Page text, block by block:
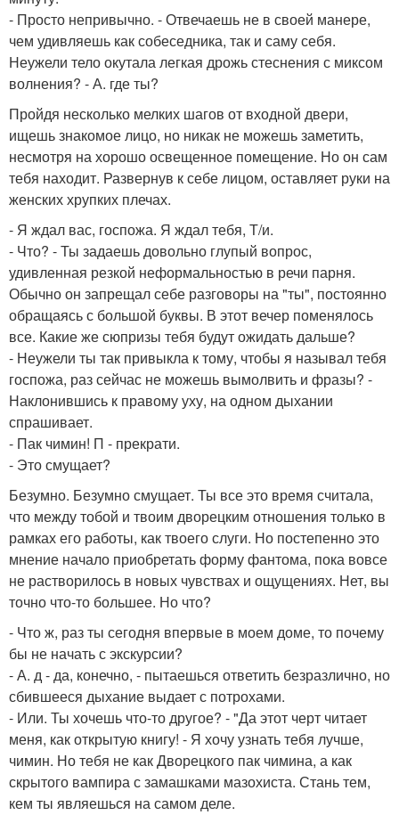
- Просто непривычно. - Отвечаешь не в своей манере,
чем удивляешь как собеседника, так и саму себя.
Неужели тело окутала легкая дрожь стеснения с миксом
волнения? - А. где ты?
Пройдя несколько мелких шагов от входной двери,
ищешь знакомое лицо, но никак не можешь заметить,
несмотря на хорошо освещенное помещение. Но он сам
тебя находит. Развернув к себе лицом, оставляет руки на
женских хрупких плечах.
- Я ждал вас, госпожа. Я ждал тебя, Т/и.
- Что? - Ты задаешь довольно глупый вопрос,
удивленная резкой неформальностью в речи парня.
Обычно он запрещал себе разговоры на "ты", постоянно
обращаясь с большой буквы. В этот вечер поменялось
все. Какие же сюпризы тебя будут ожидать дальше?
- Неужели ты так привыкла к тому, чтобы я называл тебя
госпожа, раз сейчас не можешь вымолвить и фразы? -
Наклонившись к правому уху, на одном дыхании
спрашивает.
- Пак чимин! П - прекрати.
- Это смущает?
Безумно. Безумно смущает. Ты все это время считала,
что между тобой и твоим дворецким отношения только в
рамках его работы, как твоего слуги. Но постепенно это
мнение начало приобретать форму фантома, пока вовсе
не растворилось в новых чувствах и ощущениях. Нет, вы
точно что-то большее. Но что?
- Что ж, раз ты сегодня впервые в моем доме, то почему
бы не начать с экскурсии?
- А. д - да, конечно, - пытаешься ответить безразлично, но
сбившееся дыхание выдает с потрохами.
- Или. Ты хочешь что-то другое? - "Да этот черт читает
меня, как открытую книгу! - Я хочу узнать тебя лучше,
чимин. Но тебя не как Дворецкого пак чимина, а как
скрытого вампира с замашками мазохиста. Стань тем,
кем ты являешься на самом деле.